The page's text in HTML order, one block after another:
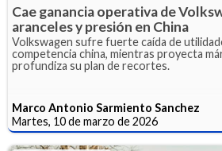
Cae ganancia operativa de
aranceles y presión en China
Volkswagen sufre fuerte caída de
competencia china, mientras proyecta
profundiza su plan de recortes.
Marco Antonio Sarmiento Sanchez
Martes, 10 de marzo de 2026